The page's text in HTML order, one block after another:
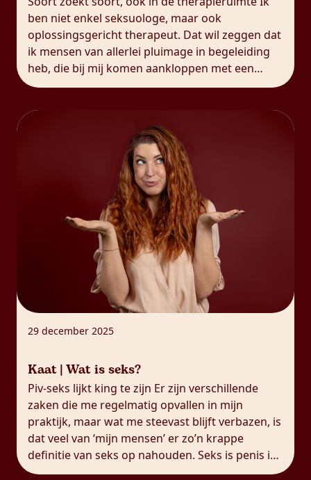
ben niet enkel seksuologe, maar ook
oplossingsgericht therapeut. Dat wil zeggen dat
ik mensen van allerlei pluimage in begeleiding
heb, die bij mij komen aankloppen met een
breed scala aan uitdagingen. Net dat maakt mijn
langer hoe meer opvalt, […]
29 december 2025
Kaat | Wat is seks?
Piv-seks lijkt king te zijn Er zijn verschillende
zaken die me regelmatig opvallen in mijn
praktijk, maar wat me steevast blijft verbazen, is
dat veel van ‘mijn mensen’ er zo’n krappe
definitie van seks op nahouden. Seks is penis in
vagina. Punt uit. Er moet penetratie zijn, en liefst